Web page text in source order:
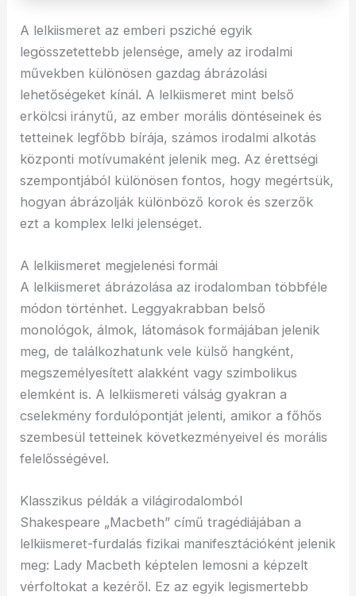
A lelkiismeret az emberi psziché egyik
legösszetettebb jelensége, amely az irodalmi
művekben különösen gazdag ábrázolási
lehetőségeket kínál. A lelkiismeret mint belső
erkölcsi iránytű, az ember morális döntéseinek és
tetteinek legfőbb bírája, számos irodalmi alkotás
központi motívumaként jelenik meg. Az érettségi
szempontjából különösen fontos, hogy megértsük,
hogyan ábrázolják különböző korok és szerzők
ezt a komplex lelki jelenséget.
A lelkiismeret megjelenési formái
A lelkiismeret ábrázolása az irodalomban többféle
módon történhet. Leggyakrabban belső
monológok, álmok, látomások formájában jelenik
meg, de találkozhatunk vele külső hangként,
megszemélyesített alakként vagy szimbolikus
elemként is. A lelkiismereti válság gyakran a
cselekmény fordulópontját jelenti, amikor a főhős
szembesül tetteinek következményeivel és morális
felelősségével.
Klasszikus példák a világirodalomból
Shakespeare „Macbeth” című tragédiájában a
lelkiismeret-furdalás fizikai manifesztációként jelenik
meg: Lady Macbeth képtelen lemosni a képzelt
vérfoltokat a kezéről. Ez az egyik legismertebb